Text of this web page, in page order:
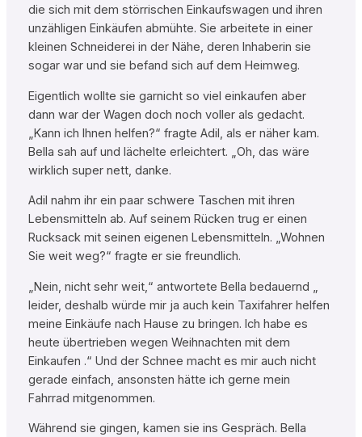
die sich mit dem störrischen Einkaufswagen und ihren
unzähligen Einkäufen abmühte. Sie arbeitete in einer
kleinen Schneiderei in der Nähe, deren Inhaberin sie
sogar war und sie befand sich auf dem Heimweg.
Eigentlich wollte sie garnicht so viel einkaufen aber
dann war der Wagen doch noch voller als gedacht.
„Kann ich Ihnen helfen?“ fragte Adil, als er näher kam.
Bella sah auf und lächelte erleichtert. „Oh, das wäre
wirklich super nett, danke.
Adil nahm ihr ein paar schwere Taschen mit ihren
Lebensmitteln ab. Auf seinem Rücken trug er einen
Rucksack mit seinen eigenen Lebensmitteln. „Wohnen
Sie weit weg?“ fragte er sie freundlich.
„Nein, nicht sehr weit,“ antwortete Bella bedauernd „
leider, deshalb würde mir ja auch kein Taxifahrer helfen
meine Einkäufe nach Hause zu bringen. Ich habe es
heute übertrieben wegen Weihnachten mit dem
Einkaufen .“ Und der Schnee macht es mir auch nicht
gerade einfach, ansonsten hätte ich gerne mein
Fahrrad mitgenommen.
Während sie gingen, kamen sie ins Gespräch. Bella